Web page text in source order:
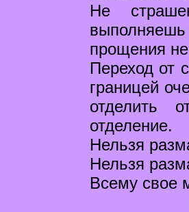
Не
прощения
Переход от
границей
отделить
отделение.
Нельзя
Нельзя
Всему свое